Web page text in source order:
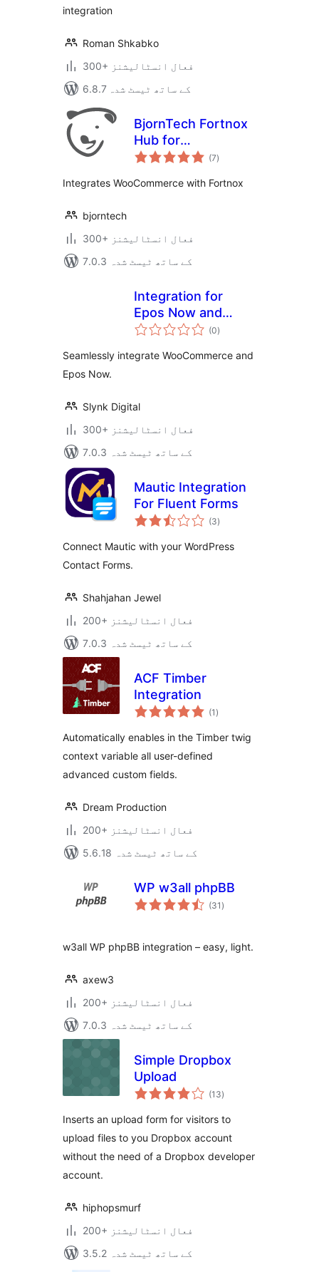
integration
Roman Shkabko
300+ فعال انسٹالیشنز
6.8.7 کے ساتھ ٹیسٹ شدہ
BjornTech Fortnox
Hub for
WooCommerce
(7مجموعی
درجہ
)
Integrates WooCommerce with Fortnox
bjorntech
300+ فعال انسٹالیشنز
7.0.3 کے ساتھ ٹیسٹ شدہ
Integration for
Epos Now and
WooCommerce
(0مجموعی
درجہ
)
Seamlessly integrate WooCommerce and
Epos Now.
Slynk Digital
300+ فعال انسٹالیشنز
7.0.3 کے ساتھ ٹیسٹ شدہ
Mautic Integration
For Fluent Forms
(3مجموعی
درجہ
)
Connect Mautic with your WordPress
Contact Forms.
Shahjahan Jewel
200+ فعال انسٹالیشنز
7.0.3 کے ساتھ ٹیسٹ شدہ
ACF Timber
Integration
(1 مجموعی
درجہ
)
Automatically enables in the Timber twig
context variable all user-defined
advanced custom fields.
Dream Production
200+ فعال انسٹالیشنز
5.6.18 کے ساتھ ٹیسٹ شدہ
WP w3all phpBB
(31 مجموعی
درجہ
)
w3all WP phpBB integration – easy, light.
axew3
200+ فعال انسٹالیشنز
7.0.3 کے ساتھ ٹیسٹ شدہ
Simple Dropbox
Upload
(13مجموعی
درجہ
)
Inserts an upload form for visitors to
upload files to you Dropbox account
without the need of a Dropbox developer
account.
hiphopsmurf
200+ فعال انسٹالیشنز
3.5.2 کے ساتھ ٹیسٹ شدہ